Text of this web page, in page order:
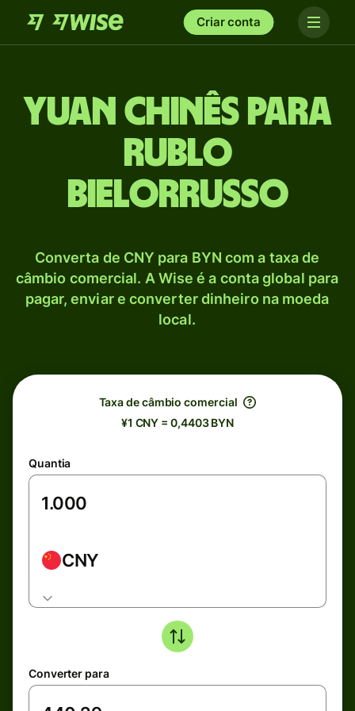
Criar conta
Yuan chinês para
Rublo
bielorrusso
Converta de CNY para BYN com a taxa de
câmbio comercial. A Wise é a conta global para
pagar, enviar e converter dinheiro na moeda
local.
Taxa de câmbio comercial
¥1 CNY = 0,4403 BYN
Quantia
CNY
Converter para